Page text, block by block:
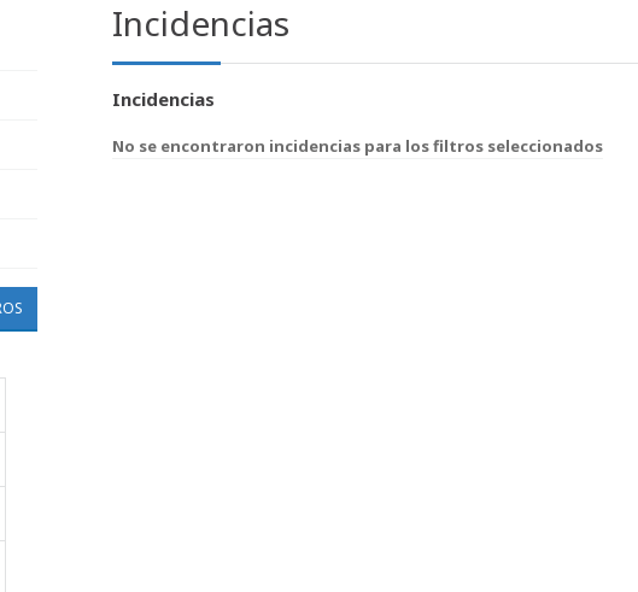
Incidencias
Incidencias
No se encontraron incidencias para los filtros seleccionados